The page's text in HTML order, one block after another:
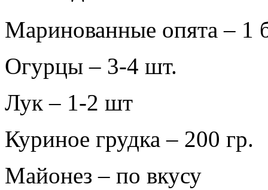
Маринованные опята – 1
Огурцы – 3-4 шт.
Лук – 1-2 шт
Куриное грудка – 200 гр.
Майонез – по вкусу